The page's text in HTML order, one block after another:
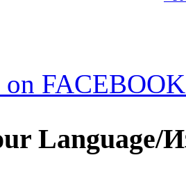
Language/